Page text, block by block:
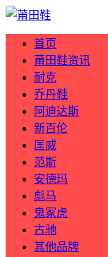
首页
莆田鞋资讯
耐克
乔丹鞋
阿迪达斯
新百伦
匡威
范斯
安德玛
彪马
鬼冢虎
古驰
其他品牌